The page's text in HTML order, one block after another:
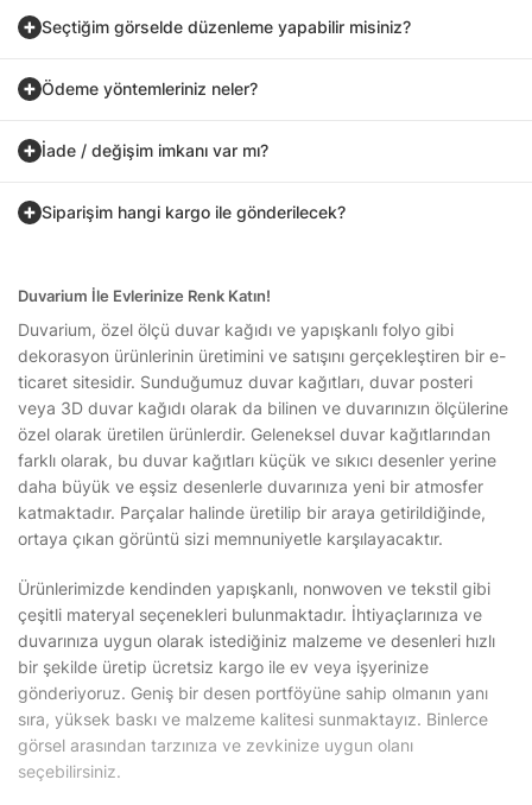
Seçtiğim görselde düzenleme yapabilir misiniz?
Ödeme yöntemleriniz neler?
İade / değişim imkanı var mı?
Siparişim hangi kargo ile gönderilecek?
Duvarium İle Evlerinize Renk Katın!
Duvarium, özel ölçü duvar kağıdı ve yapışkanlı folyo gibi
dekorasyon ürünlerinin üretimini ve satışını gerçekleştiren bir e-
ticaret sitesidir. Sunduğumuz duvar kağıtları, duvar posteri
veya 3D duvar kağıdı olarak da bilinen ve duvarınızın ölçülerine
özel olarak üretilen ürünlerdir. Geleneksel duvar kağıtlarından
farklı olarak, bu duvar kağıtları küçük ve sıkıcı desenler yerine
daha büyük ve eşsiz desenlerle duvarınıza yeni bir atmosfer
katmaktadır. Parçalar halinde üretilip bir araya getirildiğinde,
ortaya çıkan görüntü sizi memnuniyetle karşılayacaktır.
Ürünlerimizde kendinden yapışkanlı, nonwoven ve tekstil gibi
çeşitli materyal seçenekleri bulunmaktadır. İhtiyaçlarınıza ve
duvarınıza uygun olarak istediğiniz malzeme ve desenleri hızlı
bir şekilde üretip ücretsiz kargo ile ev veya işyerinize
gönderiyoruz. Geniş bir desen portföyüne sahip olmanın yanı
sıra, yüksek baskı ve malzeme kalitesi sunmaktayız. Binlerce
görsel arasından tarzınıza ve zevkinize uygun olanı
seçebilirsiniz.